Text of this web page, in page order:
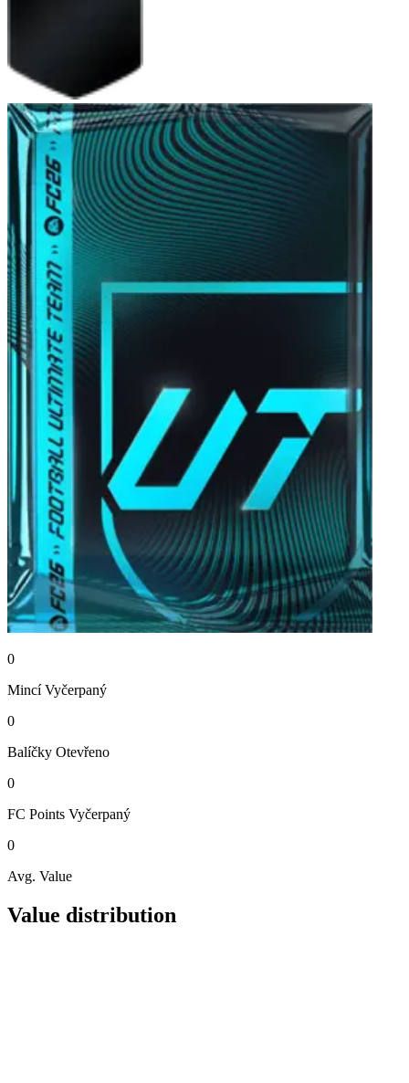
0
Mincí Vyčerpaný
0
Balíčky Otevřeno
0
FC Points Vyčerpaný
0
Avg. Value
Value distribution